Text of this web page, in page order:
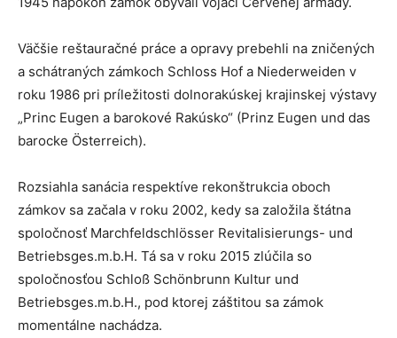
Väčšie reštauračné práce a opravy prebehli na zničených
a schátraných zámkoch Schloss Hof a Niederweiden v
roku 1986 pri príležitosti dolnorakúskej krajinskej výstavy
„Princ Eugen a barokové Rakúsko“ (Prinz Eugen und das
barocke Österreich).
Rozsiahla sanácia respektíve rekonštrukcia oboch
zámkov sa začala v roku 2002, kedy sa založila štátna
spoločnosť Marchfeldschlösser Revitalisierungs- und
Betriebsges.m.b.H. Tá sa v roku 2015 zlúčila so
spoločnosťou Schloß Schönbrunn Kultur und
Betriebsges.m.b.H., pod ktorej záštitou sa zámok
momentálne nachádza.